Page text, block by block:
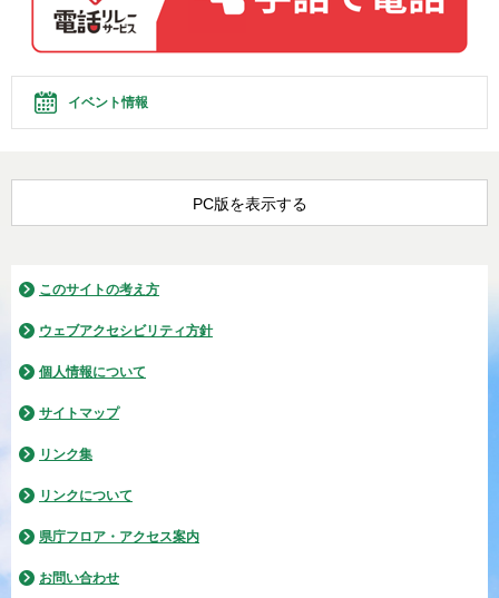
イベント情報
PC版を表示する
このサイトの考え方
ウェブアクセシビリティ方針
個人情報について
サイトマップ
リンク集
リンクについて
県庁フロア・アクセス案内
お問い合わせ